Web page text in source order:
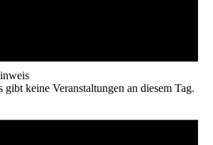
gibt keine Veranstaltungen an diesem Tag.